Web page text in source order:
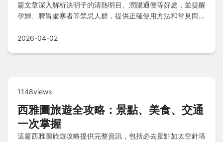
篇文章深入解析決明子的清熱明目、潤腸通便等好處，並提醒
孕婦、脾胃虛寒者等禁忌人群，提供正確使用方法和常見問題
2026-04-02
1148views
西雅圖旅遊全攻略：景點、美食、交通
一次掌握
這篇西雅圖旅遊攻略提供完整資訊，包括必去景點如太空針塔